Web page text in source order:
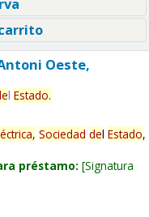
Oeste,
l Estado.
Sociedad del Estado,
préstamo: Signatura